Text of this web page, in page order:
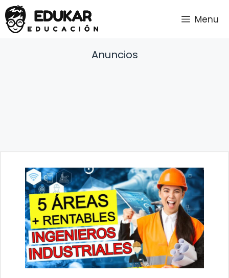
Saltar
al
contenido
Menu
Anuncios